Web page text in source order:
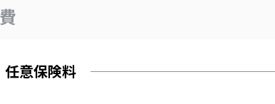
任意保険料